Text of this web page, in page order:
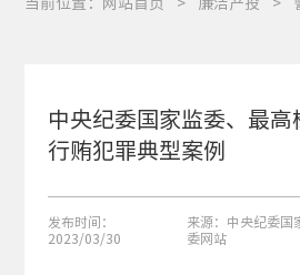
当前位置： 网站首页 > 廉洁产投 >
中央纪委国家监委、最高
行贿犯罪典型案例
发布时间：
2023/03/30
来源：中央纪委国
委网站